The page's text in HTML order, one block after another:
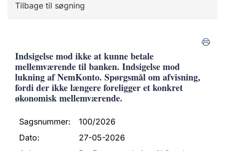
Tilbage til søgning
Indsigelse mod ikke at kunne betale
mellemværende til banken. Indsigelse mod
lukning af NemKonto. Spørgsmål om afvisning,
fordi der ikke længere foreligger et konkret
økonomisk mellemværende.
Sagsnummer:
100/2026
Dato:
27-05-2026